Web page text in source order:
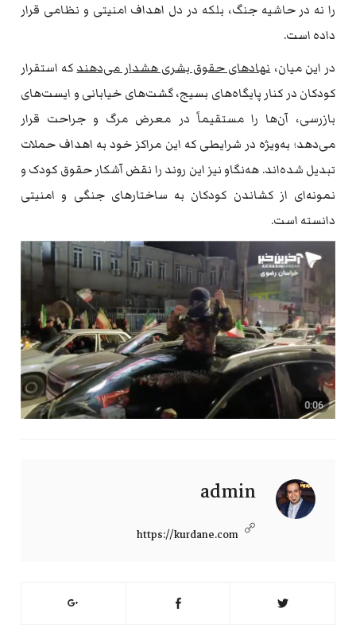
را نه در حاشیه جنگ، بلکه در دل اهداف امنیتی و نظامی قرار
داده است.
در این میان،نهادهای حقوق بشری هشدار می‌دهندکه استقرار
کودکان در کنار پایگاه‌های بسیج، گشت‌های خیابانی و ایست‌های
بازرسی، آن‌ها را مستقیماً در معرض مرگ و جراحت قرار
می‌دهد؛ به‌ویژه در شرایطی که این مراکز خود به اهداف حملات
تبدیل شده‌اند. هه‌نگاو نیز این روند را نقض آشکار حقوق کودک و
نمونه‌ای از کشاندن کودکان به ساختارهای جنگی و امنیتی
دانسته است.
admin
https://kurdane.com